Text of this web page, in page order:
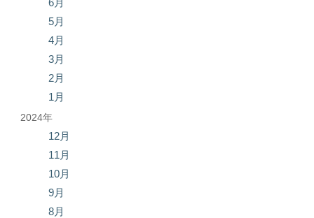
5月
4月
3月
2月
1月
2024年
12月
11月
10月
9月
8月